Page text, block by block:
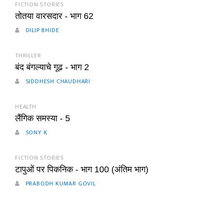
FICTION STORIES
तोतया वारसदार - भाग 62
DILIP BHIDE
THRILLER
बंद बंगल्याचे गूढ - भाग 2
SIDDHESH CHAUDHARI
HEALTH
लैंगिक समस्या - 5
SONY K
FICTION STORIES
टापुओं पर पिकनिक - भाग 100 (अंतिम भाग)
PRABODH KUMAR GOVIL